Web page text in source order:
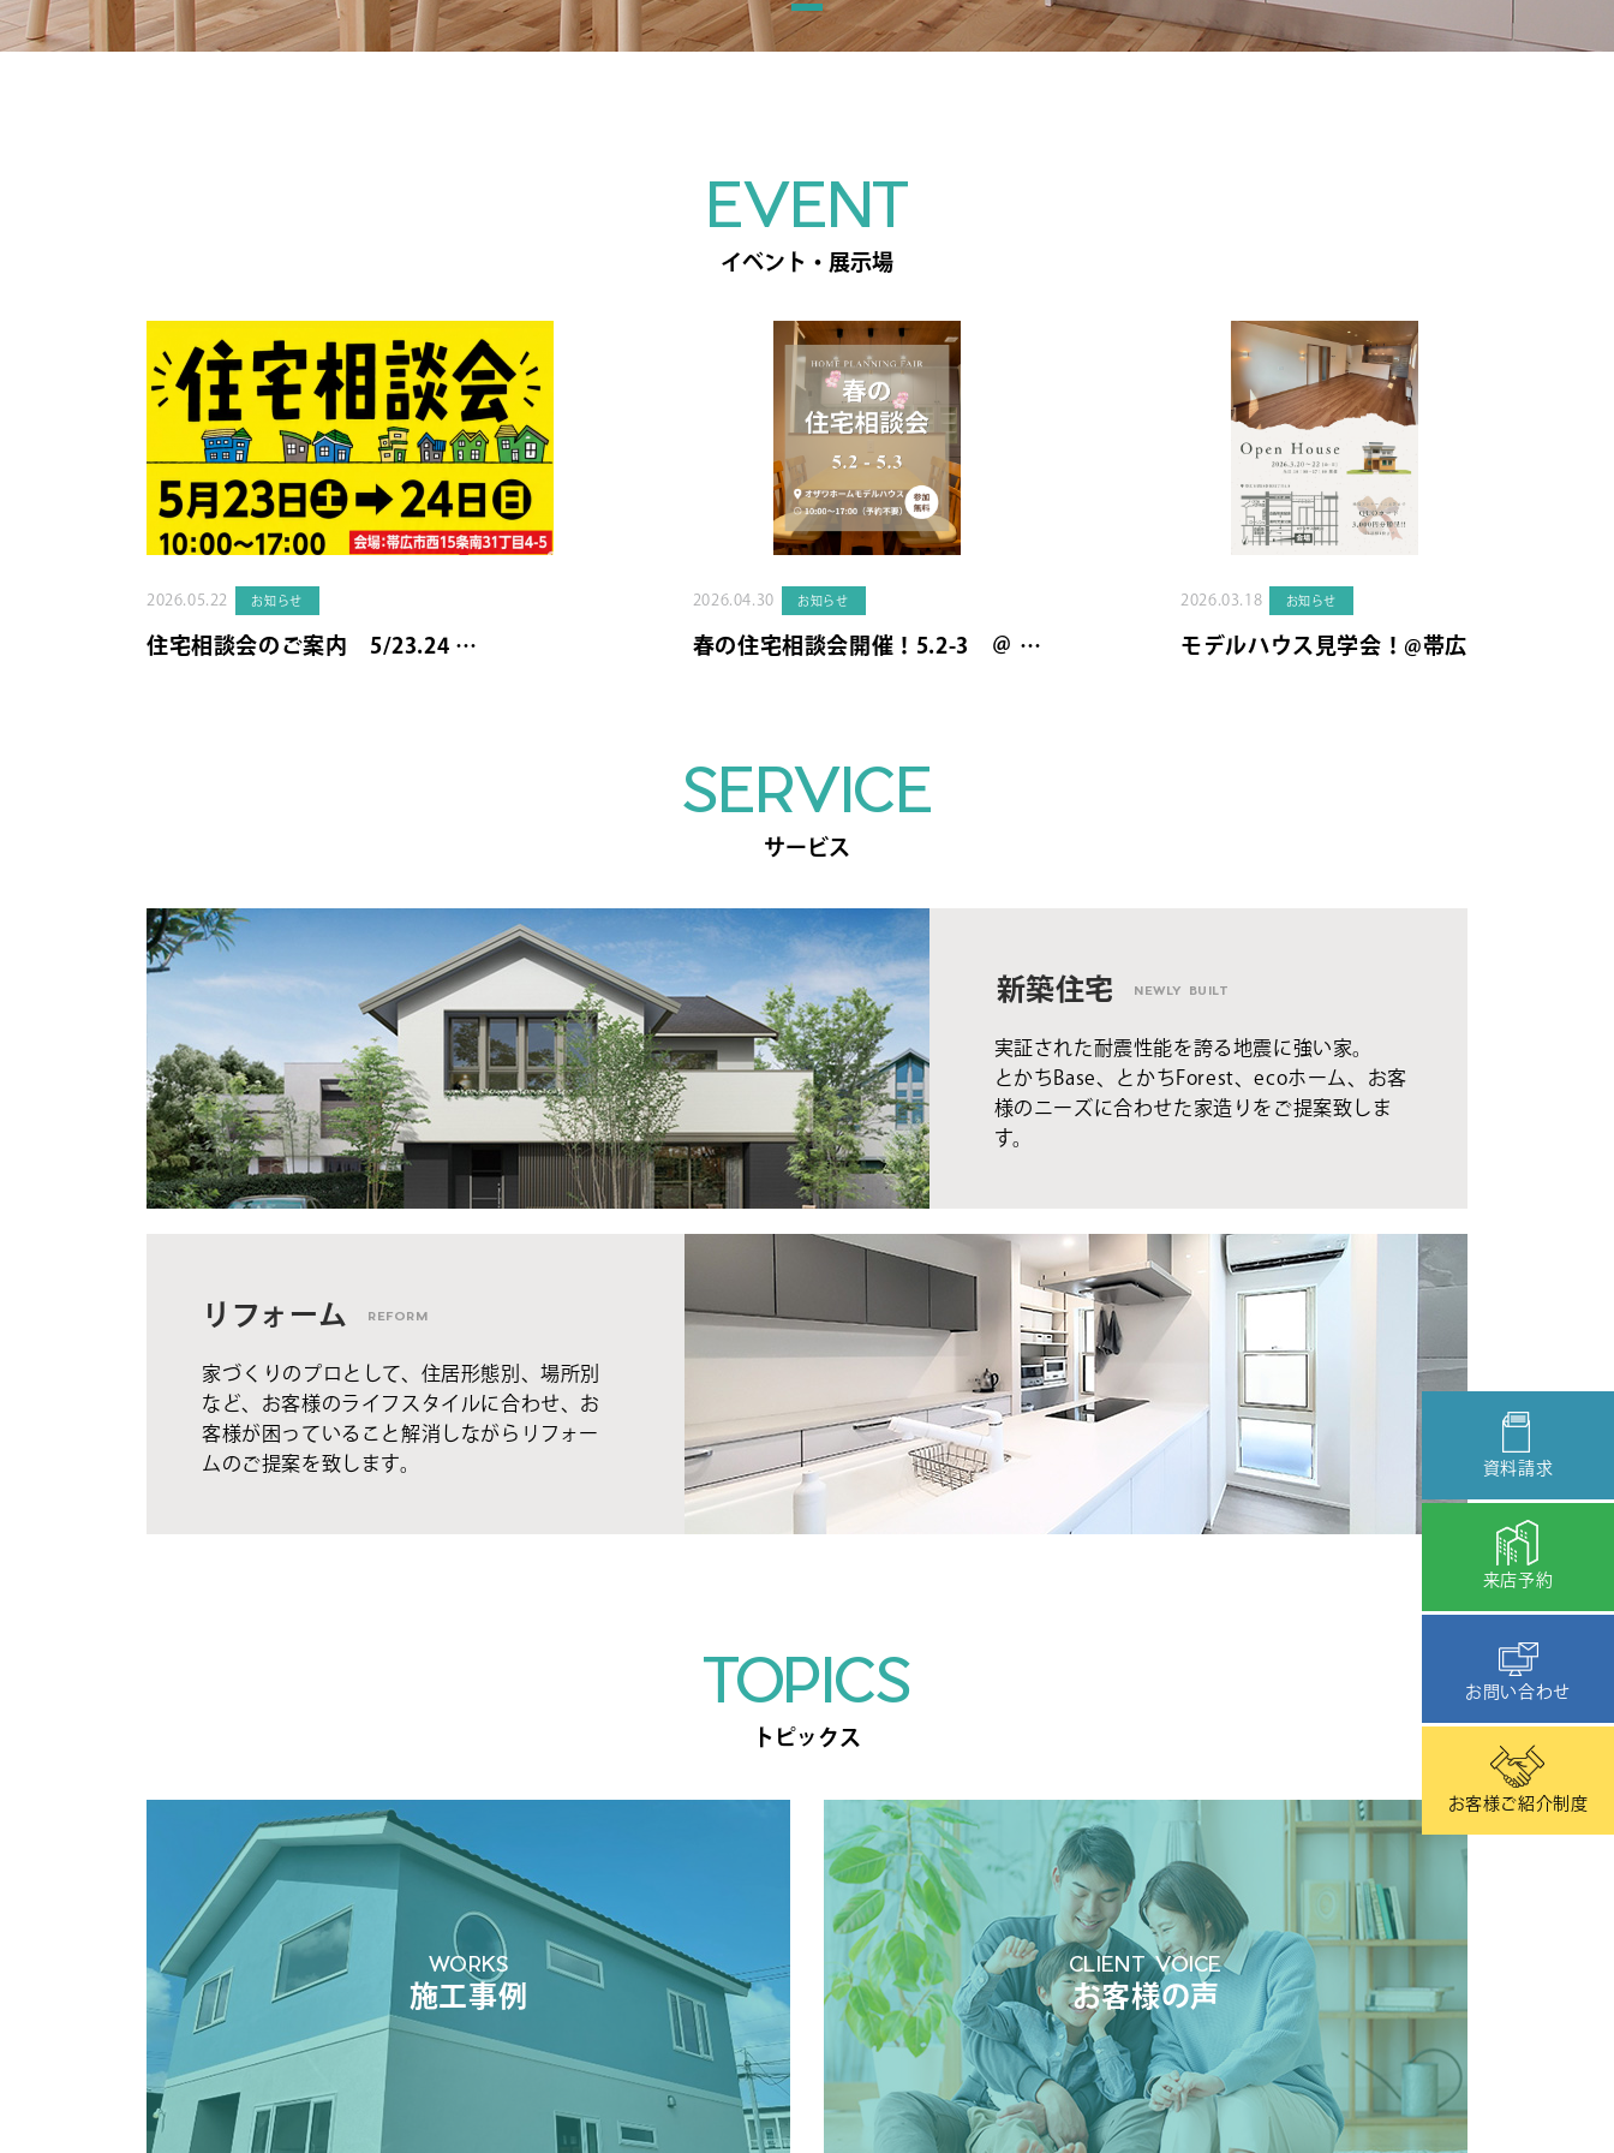
資料請求
来店予約
お問い合わせ
お客様ご紹介制度
EVENT
イベント・展示場
2026.05.22 お知らせ
住宅相談会のご案内 5/23.24 …
2026.04.30 お知らせ
春の住宅相談会開催！5.2-3 ＠ …
2026.03.18 お知らせ
モデルハウス見学会！@帯広
SERVICE
サービス
新築住宅 NEWLY BUILT
実証された耐震性能を誇る地震に強い家。
とかちBase、とかちForest、ecoホーム、お客
様のニーズに合わせた家造りをご提案致しま
す。
リフォーム REFORM
家づくりのプロとして、住居形態別、場所別
など、お客様のライフスタイルに合わせ、お
客様が困っていること解消しながらリフォー
ムのご提案を致します。
TOPICS
トピックス
WORKS
施工事例
CLIENT VOICE
お客様の声